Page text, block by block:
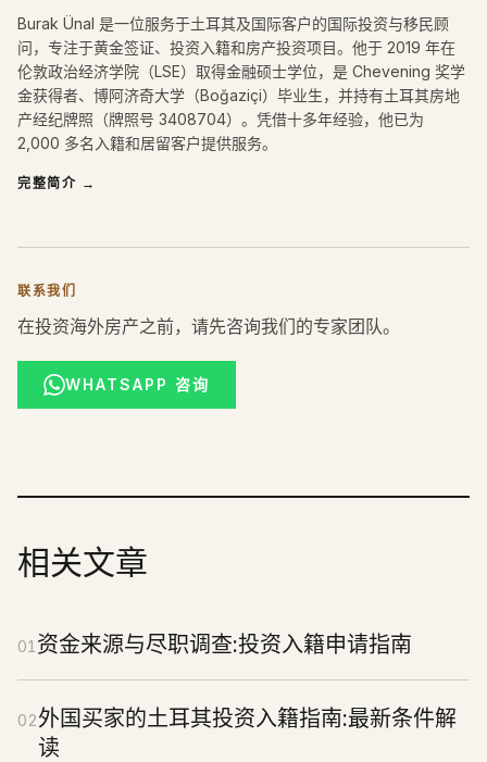
Burak Ünal 是一位服务于土耳其及国际客户的国际投资与移民顾
问，专注于黄金签证、投资入籍和房产投资项目。他于 2019 年在
伦敦政治经济学院（LSE）取得金融硕士学位，是 Chevening 奖学
金获得者、博阿济奇大学（Boğaziçi）毕业生，并持有土耳其房地
产经纪牌照（牌照号 3408704）。凭借十多年经验，他已为
2,000 多名入籍和居留客户提供服务。
完整简介 →
联系我们
在投资海外房产之前，请先咨询我们的专家团队。
WHATSAPP 咨询
相关文章
01 资金来源与尽职调查:投资入籍申请指南
02外国买家的土耳其投资入籍指南:最新条件解
读